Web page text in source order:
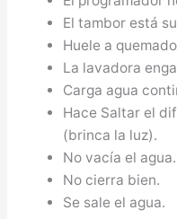
El tambor está
Huele a
La lavadora
Carga agua
Hace Saltar el
(brinca la luz).
No vacía el agua.
No cierra bien.
Se sale el agua.